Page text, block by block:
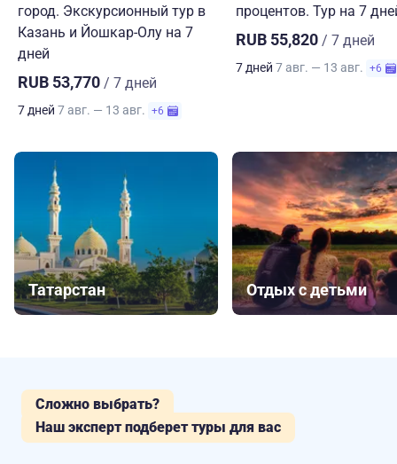
город. Экскурсионный тур в
Казань и Йошкар-Олу на 7
дней
RUB 53,770 / 7 дней
7 дней 7 авг. — 13 авг. +6
процентов. Тур на 7
RUB 55,820 / 7 дней
7 дней 7 авг. — 13 авг. +6
Татарстан Отдых с детьми
Сложно выбрать?
Наш эксперт подберет туры для вас